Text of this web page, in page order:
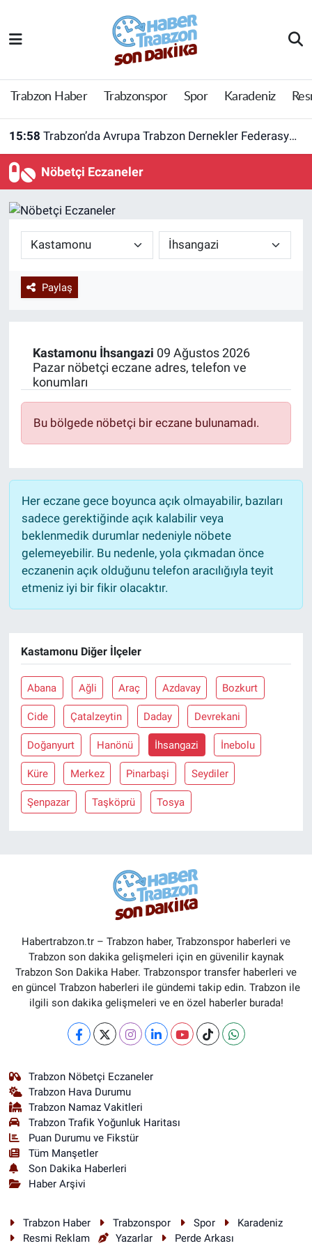
Trabzon Haber Trabzonspor Spor Karadeniz
15:58 Trabzon’da Avrupa Trabzon Dernekler Federasyonu açıldı
Nöbetçi Eczaneler
Paylaş
Kastamonu İhsangazi 09 Ağustos 2026
Pazar nöbetçi eczane adres, telefon ve
konumları
Bu bölgede nöbetçi bir eczane bulunamadı.
Her eczane gece boyunca açık olmayabilir, bazıları
sadece gerektiğinde açık kalabilir veya
beklenmedik durumlar nedeniyle nöbete
gelemeyebilir. Bu nedenle, yola çıkmadan önce
eczanenin açık olduğunu telefon aracılığıyla teyit
etmeniz iyi bir fikir olacaktır.
Kastamonu Diğer İlçeler
Abana Ağli Araç Azdavay Bozkurt
Cide Çatalzeytin Daday Devrekani
Doğanyurt Hanönü İhsangazi İnebolu
Küre Merkez Pinarbaşi Seydiler
Şenpazar Taşköprü Tosya
Habertrabzon.tr – Trabzon haber, Trabzonspor haberleri ve
Trabzon son dakika gelişmeleri için en güvenilir kaynak
Trabzon Son Dakika Haber. Trabzonspor transfer haberleri ve
en güncel Trabzon haberleri ile gündemi takip edin. Trabzon ile
ilgili son dakika gelişmeleri ve en özel haberler burada!
Trabzon Nöbetçi Eczaneler
Trabzon Hava Durumu
Trabzon Namaz Vakitleri
Trabzon Trafik Yoğunluk Haritası
Puan Durumu ve Fikstür
Tüm Manşetler
Son Dakika Haberleri
Haber Arşivi
Trabzon Haber Trabzonspor Spor
Karadeniz
Resmi Reklam
Yazarlar Perde Arkası
Trabzon Haber
Trabzonspor
Yazarlar
Trabzon Nöbetçi Eczaneler
Trabzon Hava Durumu
Tüm Manşetler
Haber Arşivi